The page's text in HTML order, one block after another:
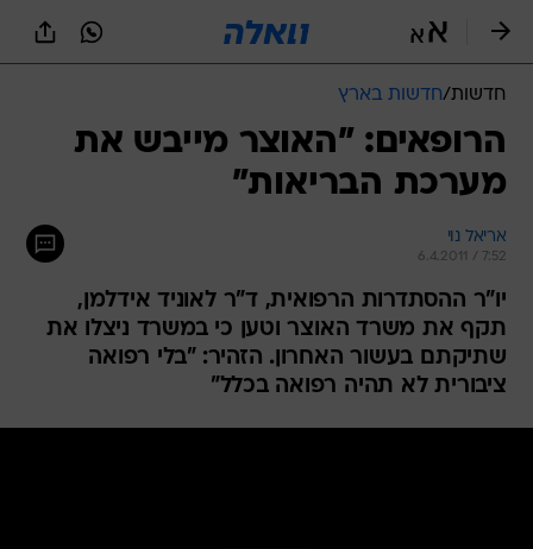
חדשות/חדשות בארץ
הרופאים: "האוצר מייבש את
מערכת הבריאות"
אריאל נוי
6.4.2011 / 7:52
יו"ר ההסתדרות הרפואית, ד"ר לאוניד אידלמן,
תקף את משרד האוצר וטען כי במשרד ניצלו את
שתיקתם בעשור האחרון. הזהיר: "בלי רפואה
ציבורית לא תהיה רפואה בכלל"